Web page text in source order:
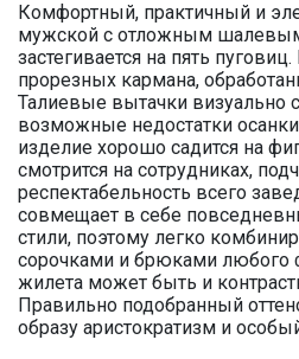
Комфортный, практичный и
мужской с отложным
застегивается на пять
прорезных кармана,
Талиевые вытачки визуально
возможные недостатки
изделие хорошо садится на
смотрится на сотрудниках,
респектабельность всего
совмещает в себе
стили, поэтому легко
сорочками и брюками любого
жилета может быть и
Правильно подобранный
образу аристократизм и